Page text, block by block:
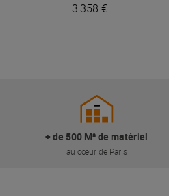
3 358 €
+ de 500 M² de matériel
au cœur de Paris